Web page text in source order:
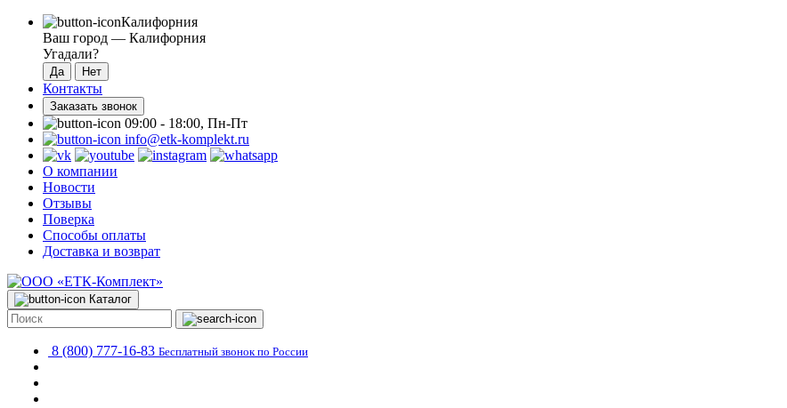
Калифорния
Ваш город — Калифорния
Угадали?
Контакты
Заказать звонок
09:00 - 18:00, Пн-Пт
info@etk-komplekt.ru
О компании
Новости
Отзывы
Поверка
Способы оплаты
Доставка и возврат
Каталог
8 (800) 777-16-83 Бесплатный звонок по России